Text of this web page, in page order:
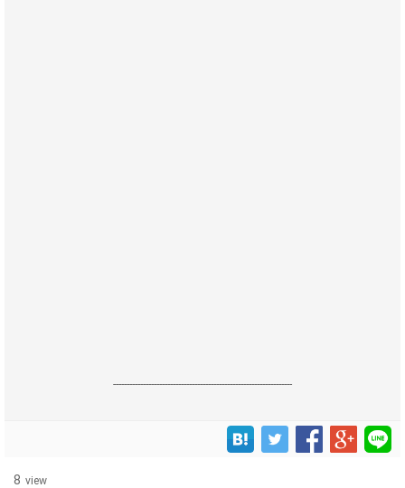
------------------------------------------------------------------
8 view